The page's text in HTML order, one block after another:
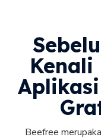
Kenali
Beefree